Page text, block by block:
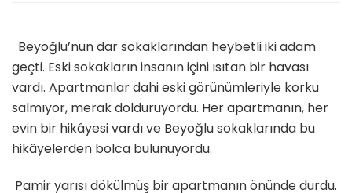
3
için
Beyoğlu’nun dar sokaklarından heybetli iki adam
geçti. Eski sokakların insanın içini ısıtan bir havası
vardı. Apartmanlar dahi eski görünümleriyle korku
salmıyor, merak dolduruyordu. Her apartmanın, her
evin bir hikâyesi vardı ve Beyoğlu sokaklarında bu
hikâyelerden bolca bulunuyordu.
Pamir yarısı dökülmüş bir apartmanın önünde durdu.